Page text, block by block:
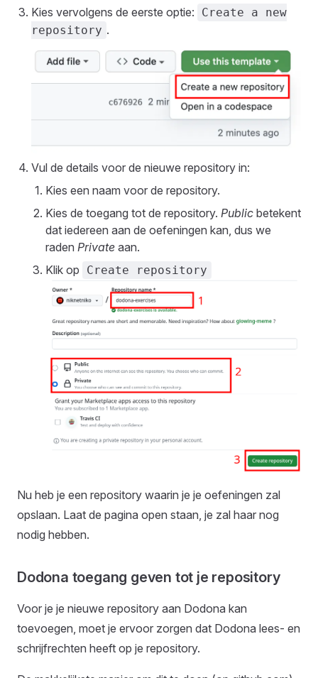
Kies vervolgens de eerste optie:
Create a new
repository .
Vul de details voor de nieuwe repository in:
Kies een naam voor de repository.
Kies de toegang tot de repository. Public betekent
dat iedereen aan de oefeningen kan, dus we
raden Private aan.
Klik op
Create repository
Nu heb je een repository waarin je je oefeningen zal
opslaan. Laat de pagina open staan, je zal haar nog
nodig hebben.
Dodona toegang geven tot je repository
Voor je je nieuwe repository aan Dodona kan
toevoegen, moet je ervoor zorgen dat Dodona lees- en
schrijfrechten heeft op je repository.